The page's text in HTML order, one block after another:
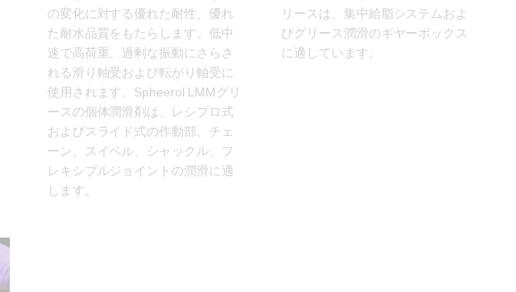
の変化に対する優れた耐性、優れ
た耐水品質をもたらします。低中
速で高荷重、過剰な振動にさらさ
れる滑り軸受および転がり軸受に
使用されます。Spheerol LMMグリ
ースの個体潤滑剤は、レシプロ式
およびスライド式の作動部、チェ
ーン、スイベル、シャックル、フ
レキシブルジョイントの潤滑に適
します。
リースは、集中給脂システムおよ
びグリース潤滑のギヤーボックス
に適しています。